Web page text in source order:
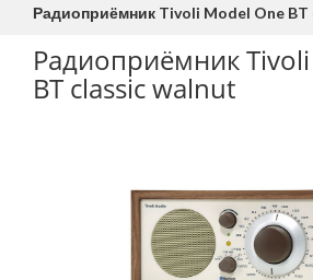
Радиоприёмник Tivoli Model One BT
Радиоприёмник
BT classic walnut